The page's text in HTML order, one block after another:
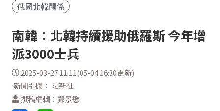
俄國北韓關係
南韓：北韓持續援助俄羅斯 今年增
派3000士兵
2025-03-27 11:11(05-04 16:30更新)
新聞引據： 法新社
撰稿編輯：鄭景懋